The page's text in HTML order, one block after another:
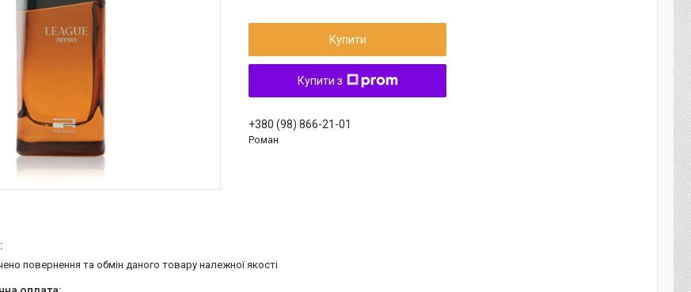
Купити
Купити з
+380 (98) 866-21-01
Роман
повернення та обмін даного товару належної якості